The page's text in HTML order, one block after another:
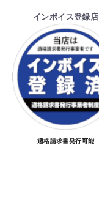
インボイス登録店
適格請求書発行可能